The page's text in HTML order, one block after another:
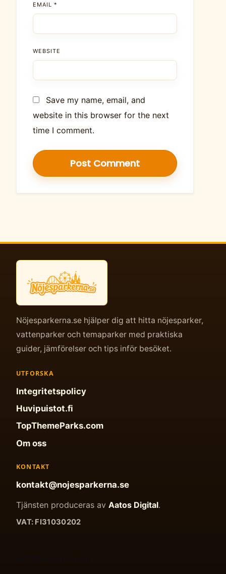
EMAIL *
WEBSITE
Save my name, email, and
website in this browser for the next
time I comment.
Nöjesparkerna.se hjälper dig att hitta nöjesparker,
vattenparker och temaparker med praktiska
guider, jämförelser och tips inför besöket.
UTFORSKA
Integritetspolicy
Huvipuistot.fi
TopThemeParks.com
Om oss
KONTAKT
kontakt@nojesparkerna.se
Tjänsten produceras av Aatos Digital.
VAT: FI31030202